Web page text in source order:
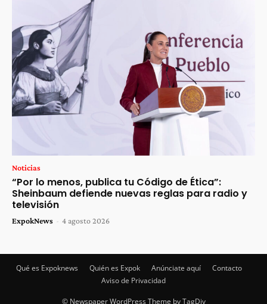
Noticias
“Por lo menos, publica tu Código de Ética”:
Sheinbaum defiende nuevas reglas para radio y
televisión
ExpokNews - 4 agosto 2026
Qué es Expoknews Quién es Expok Anúnciate aquí
Contacto
Aviso de Privacidad
© Newspaper WordPress Theme by TagDiv